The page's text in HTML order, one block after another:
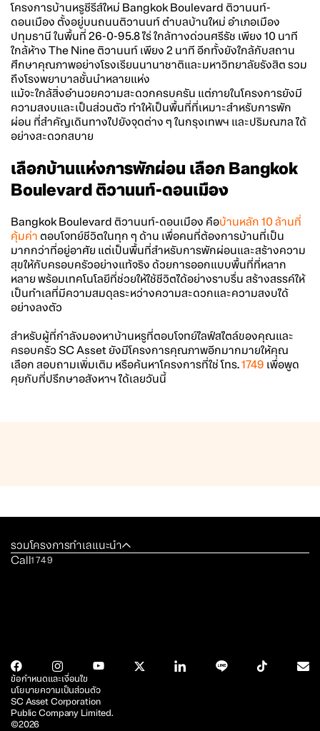
โครงการบ้านหรูซีรีส์ใหม่ Bangkok Boulevard ติวานนท์-
ดอนเมือง ตั้งอยู่บนถนนติวานนท์ ตำบลบ้านใหม่ อำเภอเมือง
ปทุมธานี ในพื้นที่ 26-0-95.8 ไร่ ใกล้ทางด่วนศรีรัช เพียง 10 นาที
ใกล้ห้าง The Nine ติวานนท์ เพียง 2 นาที อีกทั้งยังใกล้กับสถาน
ศึกษาคุณภาพอย่างโรงเรียนนานาชาติและมหาวิทยาลัยรังสิต รวม
ถึงโรงพยาบาลชั้นนำหลายแห่ง
แม้จะใกล้สิ่งอำนวยความสะดวกครบครัน แต่ภายในโครงการยังมี
ความสงบและเป็นส่วนตัว ทำให้เป็นพื้นที่ที่เหมาะสำหรับการพัก
ผ่อน ที่สำคัญเดินทางไปยังจุดต่าง ๆ ในกรุงเทพฯ และปริมณฑล ได้
อย่างสะดวกสบาย
เลือกบ้านแห่งการพักผ่อน เลือก Bangkok
Boulevardติวานนท์-ดอนเมือง
Bangkok Boulevard ติวานนท์-ดอนเมือง คือบ้านหลัก 10 ล้านที่
คุ้มค่า ตอบโจทย์ชีวิตในทุก ๆ ด้าน เพื่อคนที่ต้องการบ้านที่เป็น
มากกว่าที่อยู่อาศัย แต่เป็นพื้นที่สำหรับการพักผ่อนและสร้างความ
สุขให้กับครอบครัวอย่างแท้จริง ด้วยการออกแบบพื้นที่ที่หลาก
หลาย พร้อมเทคโนโลยีที่ช่วยให้ใช้ชีวิตได้อย่างราบรื่น สร้างสรรค์ให้
เป็นทำเลที่มีความสมดุลระหว่างความสะดวกและความสงบได้
อย่างลงตัว
สำหรับผู้ที่กำลังมองหาบ้านหรูที่ตอบโจทย์ไลฟ์สไตล์ของคุณและ
ครอบครัว SC Asset ยังมีโครงการคุณภาพอีกมากมายให้คุณ
เลือก สอบถามเพิ่มเติม หรือค้นหาโครงการที่ใช่ โทร.1749 เพื่อพูด
คุยกับที่ปรึกษาอสังหาฯ ได้เลยวันนี้
รวมโครงการทำเลแนะนำ
Call1749
SC Asset Corporation
Public Company Limited.
©2026
ข้อกำหนดและเงื่อนไข
นโยบายความเป็นส่วนตัว